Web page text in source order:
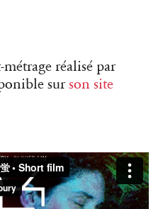
réalisé par
surson site